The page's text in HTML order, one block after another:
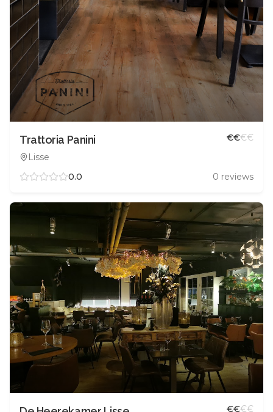
Trattoria Panini
Lisse
€€€€
0.0 0 reviews
€€€€